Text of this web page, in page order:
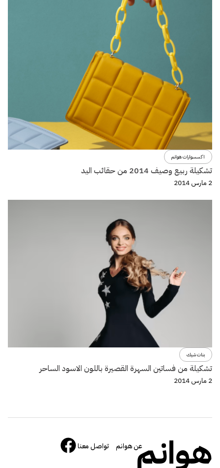
اكسسوارات هوانم
تشكيلة ربيع وصيف 2014 من حقائب اليد
2 مارس 2014
بنات شيك
تشكيلة من فساتين السهرة القصيرة باللون الاسود الساحر
2 مارس 2014
هوانمعن هوانم تواصل معنا